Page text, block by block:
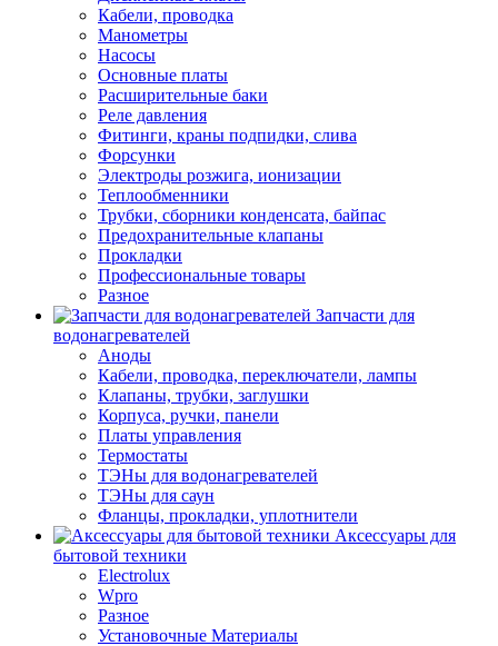
Кабели, проводка
Манометры
Насосы
Основные платы
Расширительные баки
Реле давления
Фитинги, краны подпидки, слива
Форсунки
Электроды розжига, ионизации
Теплообменники
Трубки, сборники конденсата, байпас
Предохранительные клапаны
Прокладки
Профессиональные товары
Разное
Запчасти для
водонагревателей
Аноды
Кабели, проводка, переключатели, лампы
Клапаны, трубки, заглушки
Корпуса, ручки, панели
Платы управления
Термостаты
ТЭНы для водонагревателей
ТЭНы для саун
Фланцы, прокладки, уплотнители
Аксессуары для
бытовой техники
Electrolux
Wpro
Разное
Установочные Материалы